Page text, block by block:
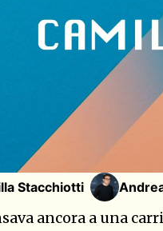
Stacchiotti
ancora a una